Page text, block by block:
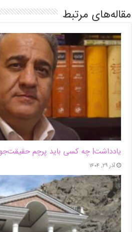
مقاله‌های مرتبط
یادداشت| ‌چه کسی باید پرچم
آذر ۲۹, ۱۴۰۴